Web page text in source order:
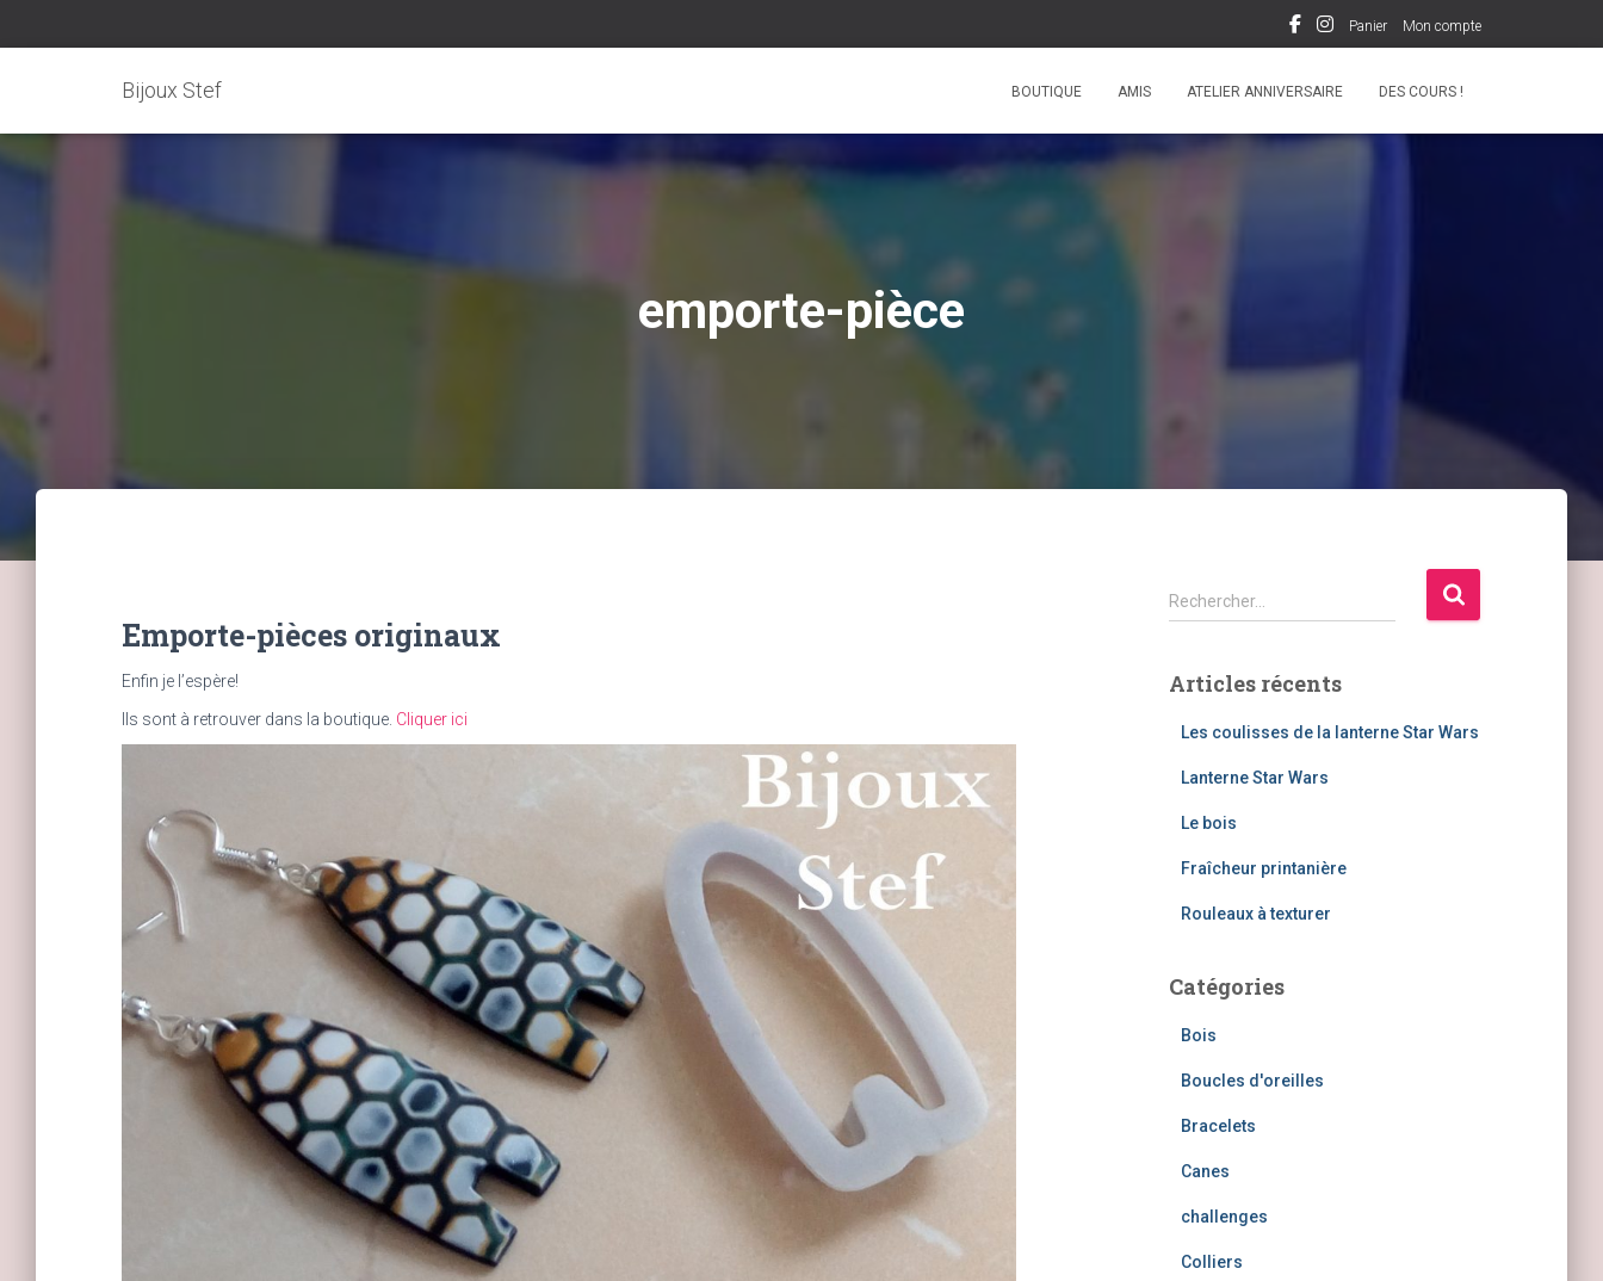
Panier Mon compte
Bijoux Stef BOUTIQUE AMIS ATELIER ANNIVERSAIRE DES COURS !
emporte-pièce
Emporte-pièces originaux
Enfin je l’espère!
Ils sont à retrouver dans la boutique. Cliquer ici
R
e
e
Rechercher…
Articles récents
Les coulisses de la lanterne Star Wars
Lanterne Star Wars
Le bois
Fraîcheur printanière
Rouleaux à texturer
Catégories
Bois
Boucles d'oreilles
Bracelets
Canes
challenges
Colliers